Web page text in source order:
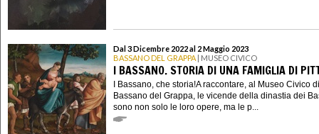
Dal 3 Dicembre 2022 al 2 Maggio 2023
BASSANO DEL GRAPPA | MUSEO CIVICO
I BASSANO. STORIA DI UNA FAMIGLIA DI
I Bassano, che storia!A raccontare, al Museo Civico di
Bassano del Grappa, le vicende della dinastia dei
sono non solo le loro opere, ma le p...